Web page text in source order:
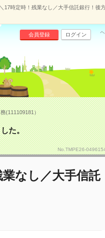
17時定時！残業なし／大手信託銀行！後
会員登録 ログイン
(111109181）
た。
No.TMPE26-
なし／大手信託